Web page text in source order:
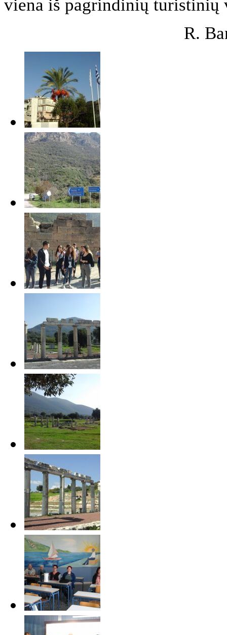
viena iš pagrindinių turistinių
R.